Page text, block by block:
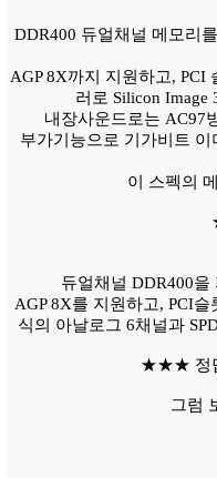
DDR400 듀얼채널 메모리
AGP 8X까지 지원하고, PCI
러로 Silicon Image
내장사운드로는 AC97
부가기능으로 기가비트
이 스펙의
듀얼채널 DDR400
AGP 8X를 지원하고, PCI
식의 아날로그 6채널과
★★★ 정답
그럼